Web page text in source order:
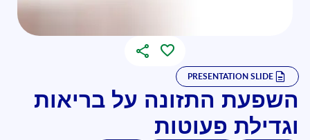
PRESENTATION SLIDE
השפעת התזונה על בריאות
וגדילת פעוטות